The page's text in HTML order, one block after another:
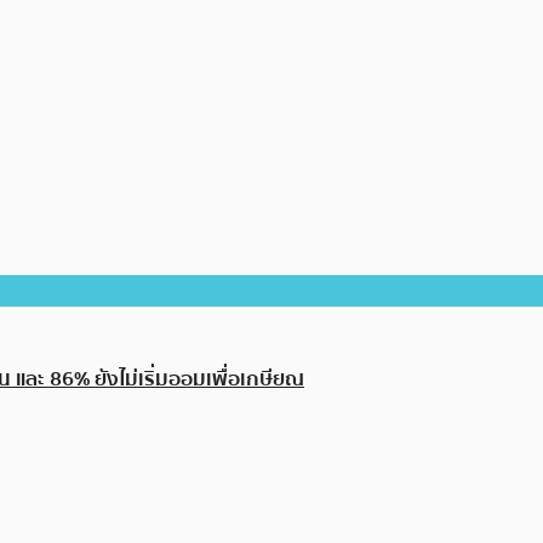
ละ 86% ยังไม่เริ่มออมเพื่อเกษียณ